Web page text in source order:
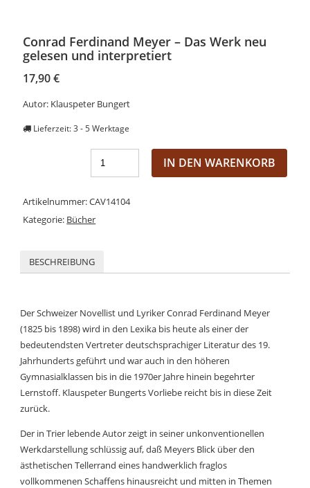
Conrad Ferdinand Meyer – Das Werk neu
gelesen und interpretiert
17,90€
Autor: Klauspeter Bungert
Lieferzeit:3 - 5 Werktage
IN DEN WARENKORB
Artikelnummer:CAV14104
Kategorie: Bücher
BESCHREIBUNG
Der Schweizer Novellist und Lyriker Conrad Ferdinand Meyer
(1825 bis 1898) wird in den Lexika bis heute als einer der
bedeutendsten Vertreter deutschsprachiger Literatur des 19.
Jahrhunderts geführt und war auch in den höheren
Gymnasialklassen bis in die 1970er Jahre hinein begehrter
Lernstoff. Klauspeter Bungerts Vorliebe reicht bis in diese Zeit
zurück.
Der in Trier lebende Autor zeigt in seiner unkonventionellen
Werkdarstellung schlüssig auf, daß Meyers Blick über den
ästhetischen Tellerrand eines handwerklich fraglos
vollkommenen Schaffens hinausreicht und mitten in Themen